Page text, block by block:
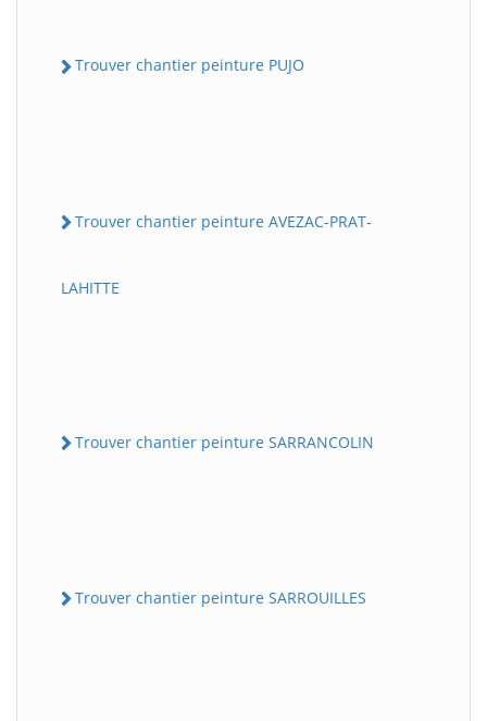
Trouver chantier peinture PUJO
Trouver chantier peinture AVEZAC-PRAT-
LAHITTE
Trouver chantier peinture SARRANCOLIN
Trouver chantier peinture SARROUILLES